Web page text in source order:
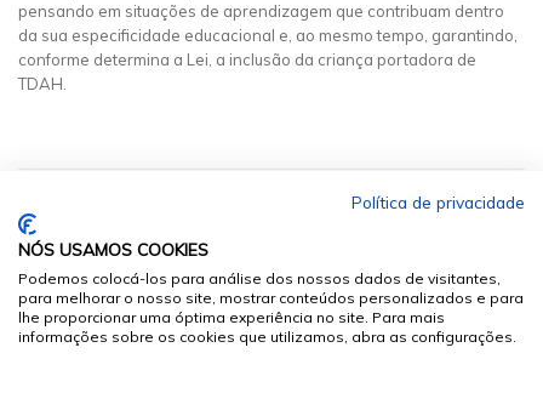
pensando em situações de aprendizagem que contribuam dentro
da sua especificidade educacional e, ao mesmo tempo, garantindo,
conforme determina a Lei, a inclusão da criança portadora de
TDAH.
Política de privacidade
NÓS USAMOS COOKIES
Podemos colocá-los para análise dos nossos dados de visitantes,
para melhorar o nosso site, mostrar conteúdos personalizados e para
lhe proporcionar uma óptima experiência no site. Para mais
informações sobre os cookies que utilizamos, abra as configurações.